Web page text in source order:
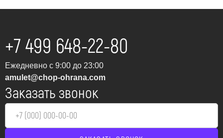
+7 499 648-22-80
Ежедневно с 9:00 до 23:00
amulet@chop-ohrana.com
Заказать звонок